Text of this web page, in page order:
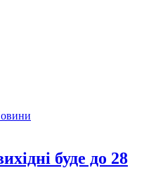
буде до 28